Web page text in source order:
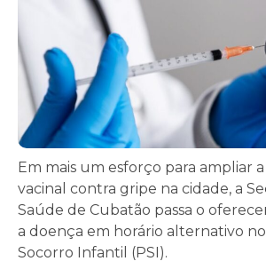
Em mais um esforço para ampliar
vacinal contra gripe na cidade, a
Saúde de Cubatão passa o
a doença em horário alternativo
Socorro Infantil (PSI).